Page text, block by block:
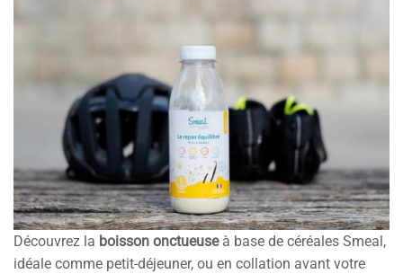
Découvrez la boisson onctueuse à base de céréales Smeal,
idéale comme petit-déjeuner, ou en collation avant votre